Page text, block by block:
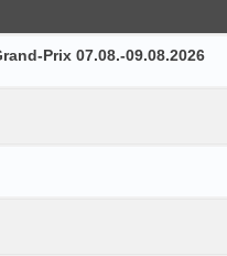
Prix 07.08.-09.08.2026